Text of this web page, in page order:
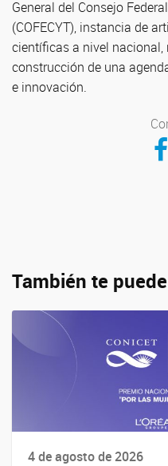
General del Consejo
(COFECYT), instancia de
científicas a nivel nacional,
construcción de una
e innovación.
También te
4 de agosto de 2026